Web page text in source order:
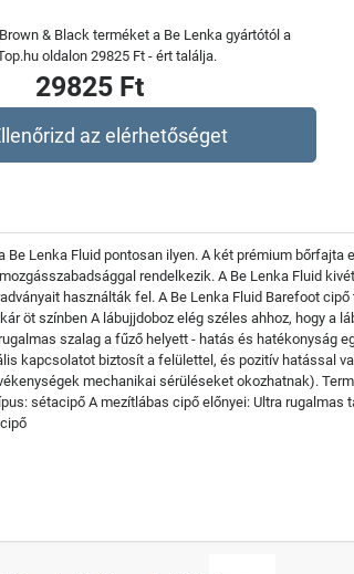
& Black terméket a Be Lenka gyártótól a
oldalon 29825 Ft - ért találja.
29825 Ft
az elérhetőséget
Lenka Fluid pontosan ilyen. A két prémium bőrfajta
rendelkezik. A Be Lenka Fluid
használták fel. A Be Lenka Fluid Barefoot
öt színben A lábujjdoboz elég széles ahhoz, hogy a
szalag a fűző helyett - hatás és hatékonyság
kapcsolatot biztosít a felülettel, és pozitív hatással
mechanikai sérüléseket okozhatnak).
sétacipő A mezítlábas cipő előnyei: Ultra rugalmas